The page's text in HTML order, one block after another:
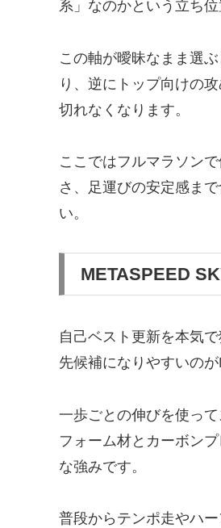
系」なのかという立ち位
この軸が曖昧なまま選
り、逆にトップ向けの
切れなくなります。
ここではフルマラソン
さ、足運びの安定感ま
い。
METASPEED
自己ベスト更新を本気
先候補になりやすいの
一歩ごとの伸びを使っ
フォーム材とカーボン
な強みです。
普段からテンポ走やハ